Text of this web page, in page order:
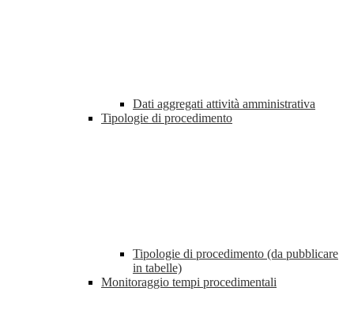
Dati aggregati attività amministrativa
Tipologie di procedimento
Tipologie di procedimento (da pubblicare
in tabelle)
Monitoraggio tempi procedimentali